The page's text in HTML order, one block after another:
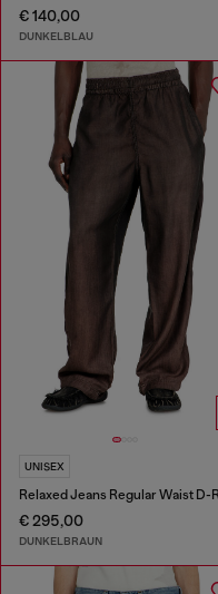
€ 140,00
DUNKELBLAU
UNISEX
€ 295,00
DUNKELBRAUN